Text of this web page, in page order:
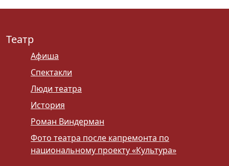
Театр
Афиша
Спектакли
Люди театра
История
Роман Виндерман
Фото театра после капремонта по
национальному проекту «Культура»